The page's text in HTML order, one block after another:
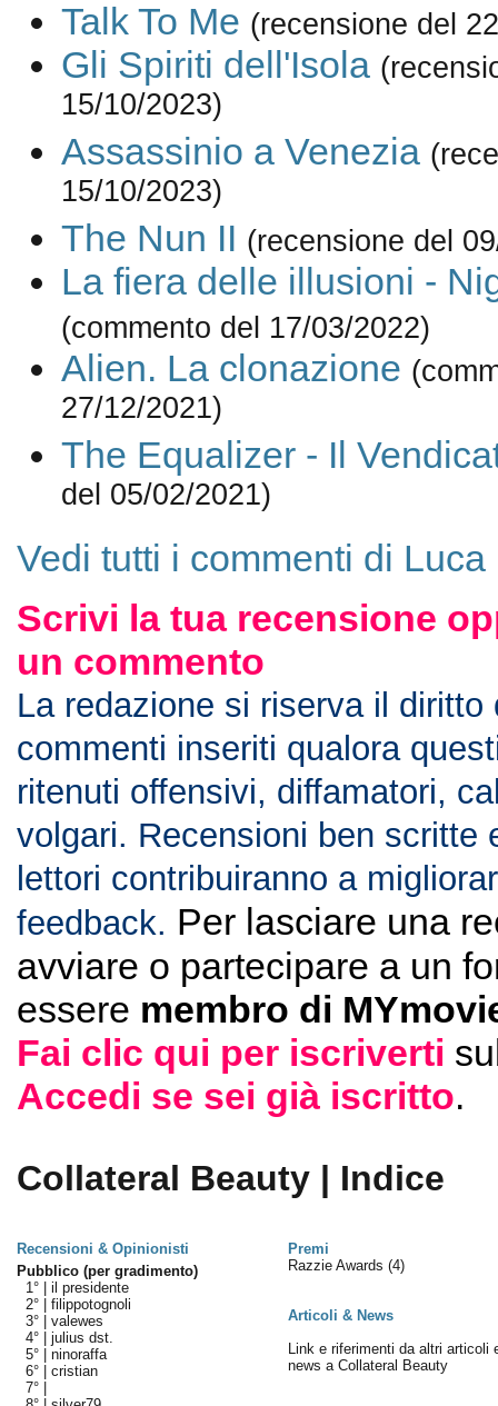
Talk To Me (recensione del
Gli Spiriti dell'Isola
15/10/2023)
Assassinio a Venezia
15/10/2023)
The Nun II (recensione del
La fiera delle illusioni -
(commento del 17/03/2022)
Alien. La clonazione
27/12/2021)
The Equalizer - Il
del 05/02/2021)
Vedi tutti i commenti di
Scrivi la tua recensione
un commento
La redazione si riserva il diritto
commenti inseriti qualora
ritenuti offensivi, diffamatori,
volgari. Recensioni ben scritte
lettori contribuiranno a
feedback. Per lasciare una
avviare o partecipare a un
essere membro di
Fai clic qui per iscriverti
Accedi se sei già iscritto.
Collateral Beauty | Indice
Recensioni & Opinionisti
Premi
Pubblico (per gradimento)
1° | il presidente
2° | filippotognoli
3° | valewes
4° | julius dst.
5° | ninoraffa
6° | cristian
7° |
Razzie Awards (4)
Articoli & News
Link e riferimenti da altri articoli
news a Collateral Beauty